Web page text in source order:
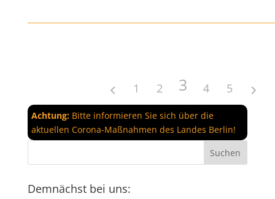
1 2 3 4 5
Achtung:Bitte informieren Sie sich über die
aktuellen Corona-Maßnahmen des Landes Berlin!
Demnächst bei uns: